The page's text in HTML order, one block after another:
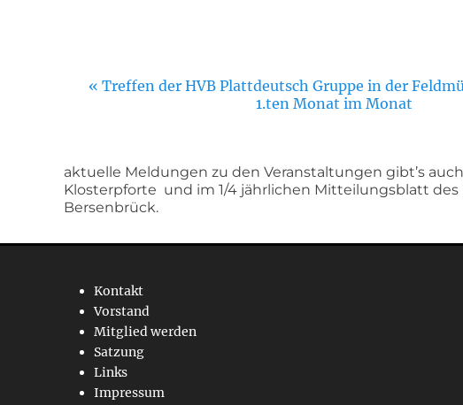
Veranstaltung-
« Treffen der HVB Plattdeutsch Gruppe in der
1.ten Monat im Monat
aktuelle Meldungen zu den Veranstaltungen gibt’s
Klosterpforte und im 1/4 jährlichen Mitteilungsblatt des
Bersenbrück.
Kontakt
Vorstand
Mitglied werden
Satzung
Links
Impressum